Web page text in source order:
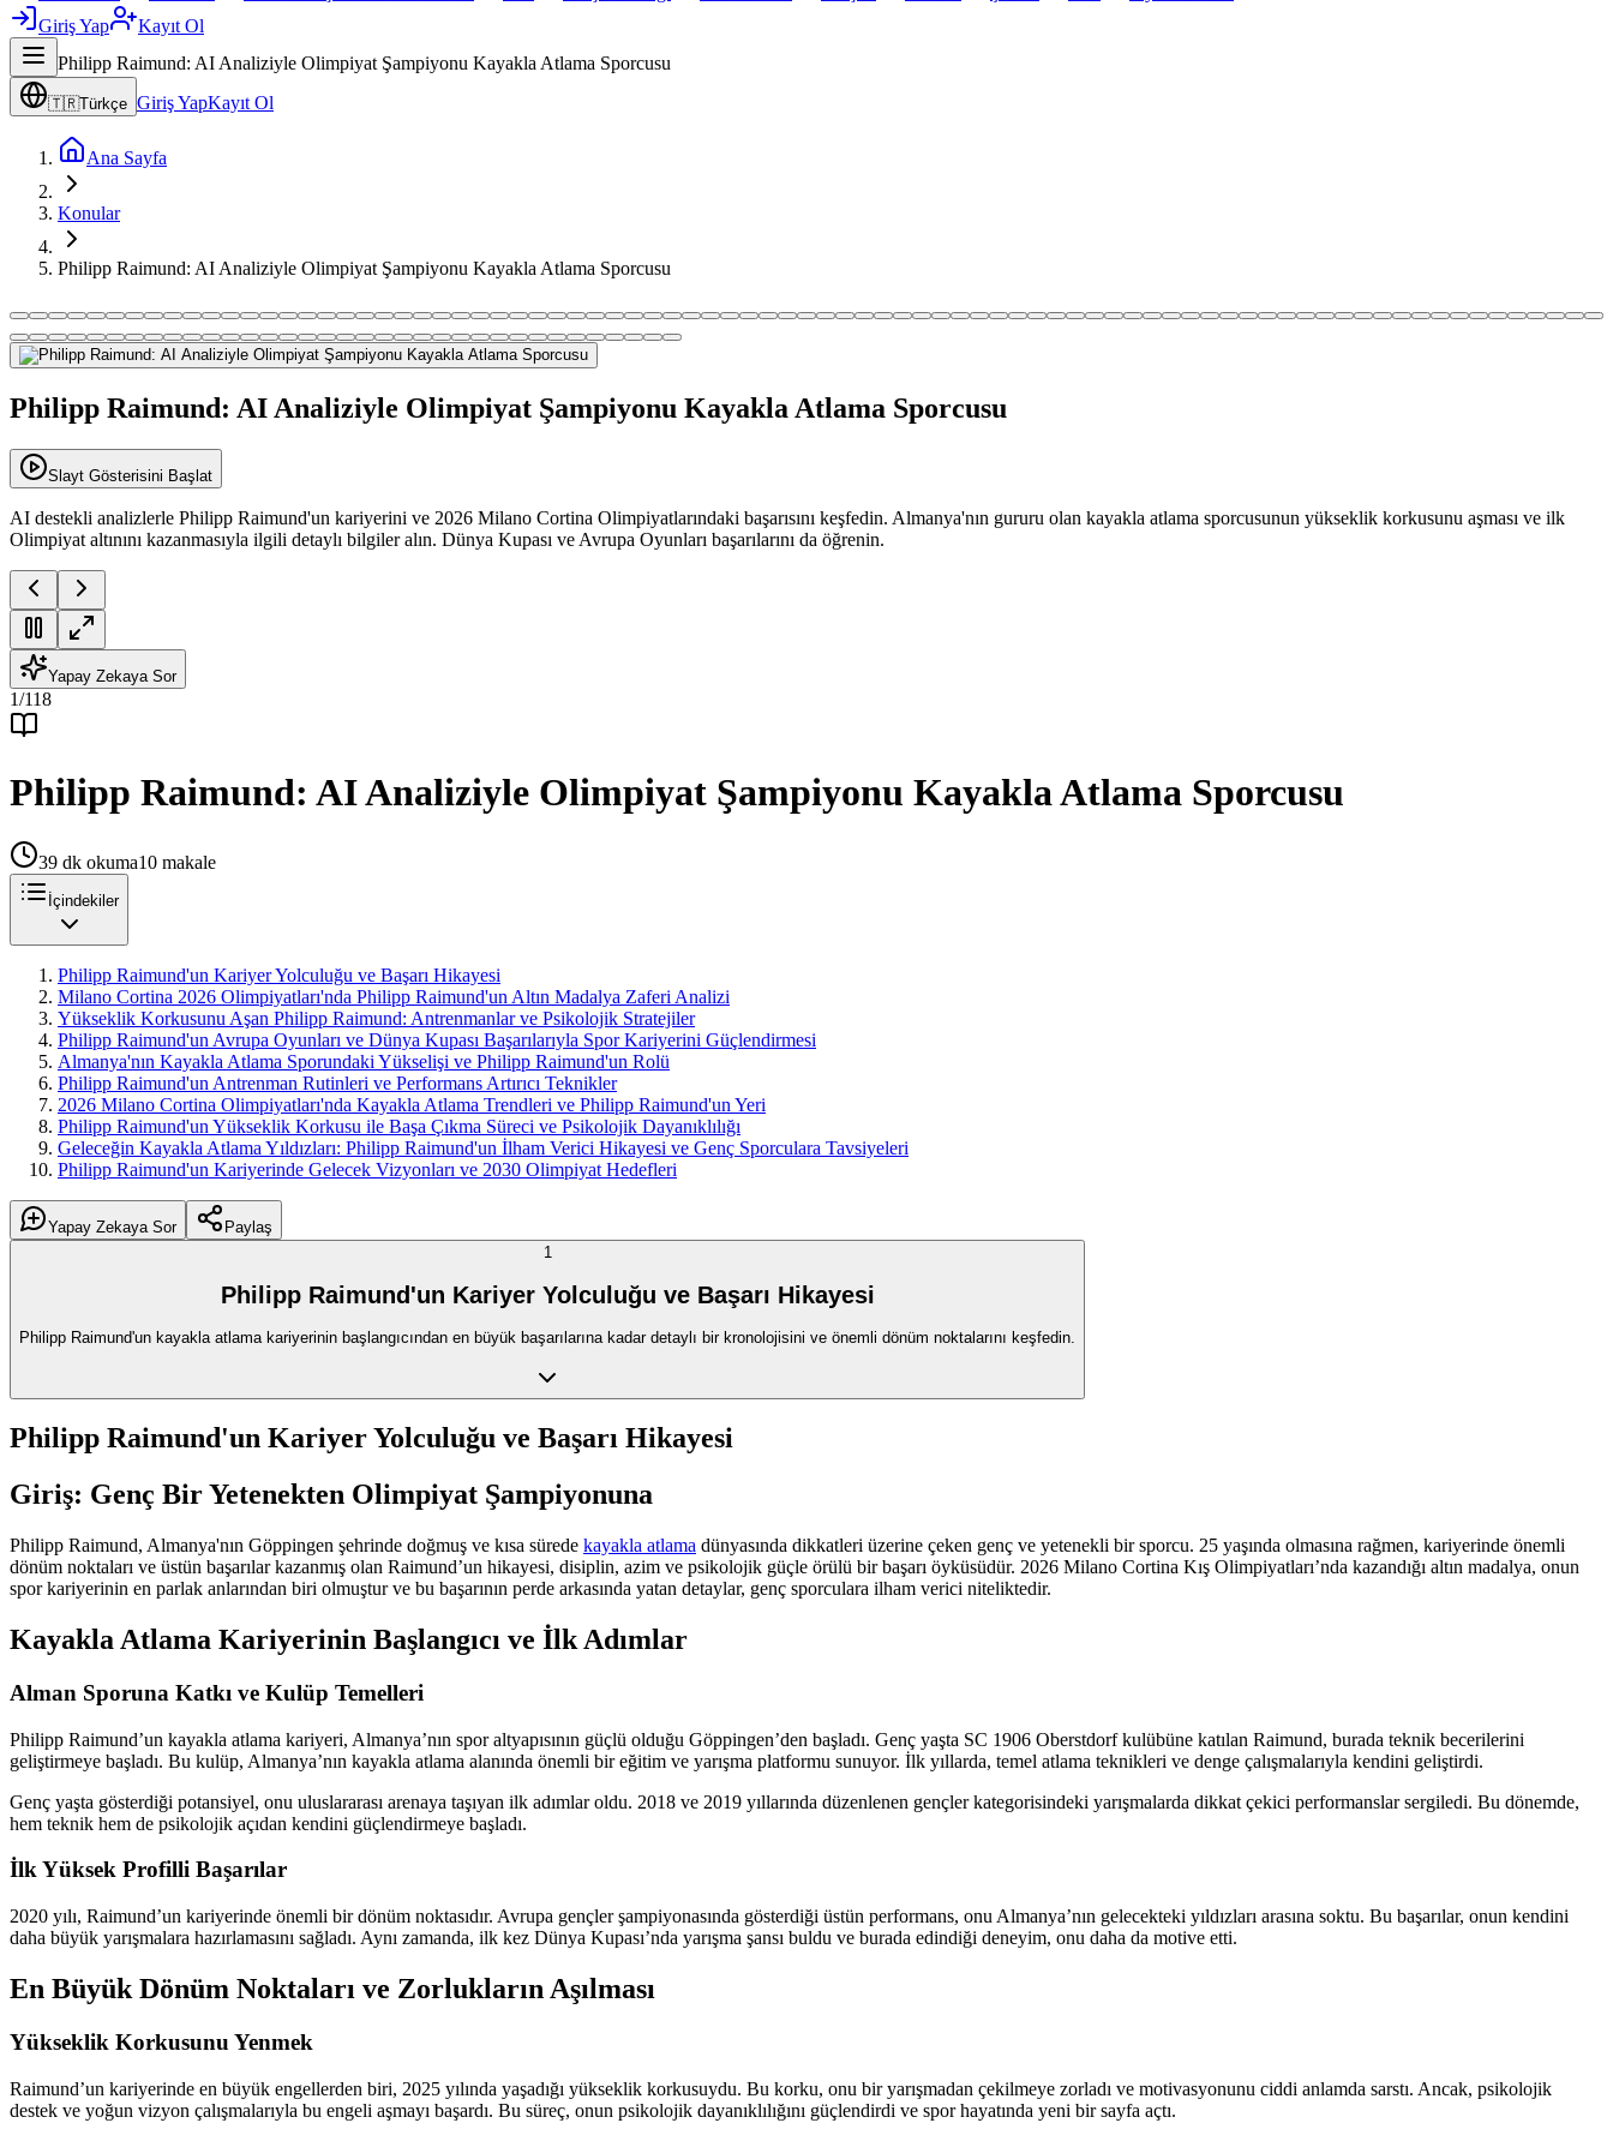
Giriş Yap
Kayıt Ol
Philipp Raimund: AI Analiziyle Olimpiyat Şampiyonu Kayakla Atlama Sporcusu
🇹🇷Türkçe Giriş YapKayıt Ol
Ana Sayfa
Konular
Philipp Raimund: AI Analiziyle Olimpiyat Şampiyonu Kayakla Atlama Sporcusu
Philipp Raimund: AI Analiziyle Olimpiyat Şampiyonu Kayakla Atlama Sporcusu
Slayt Gösterisini Başlat
AI destekli analizlerle Philipp Raimund'un kariyerini ve 2026 Milano Cortina Olimpiyatlarındaki başarısını keşfedin. Almanya'nın gururu olan kayakla atlama sporcusunun yükseklik korkusunu aşması ve ilk
Olimpiyat altınını kazanmasıyla ilgili detaylı bilgiler alın. Dünya Kupası ve Avrupa Oyunları başarılarını da öğrenin.
Yapay Zekaya Sor
1/118
Philipp Raimund: AI Analiziyle Olimpiyat Şampiyonu Kayakla Atlama Sporcusu
39 dk okuma10 makale
İçindekiler
Philipp Raimund'un Kariyer Yolculuğu ve Başarı Hikayesi
Milano Cortina 2026 Olimpiyatları'nda Philipp Raimund'un Altın Madalya Zaferi Analizi
Yükseklik Korkusunu Aşan Philipp Raimund: Antrenmanlar ve Psikolojik Stratejiler
Philipp Raimund'un Avrupa Oyunları ve Dünya Kupası Başarılarıyla Spor Kariyerini Güçlendirmesi
Almanya'nın Kayakla Atlama Sporundaki Yükselişi ve Philipp Raimund'un Rolü
Philipp Raimund'un Antrenman Rutinleri ve Performans Artırıcı Teknikler
2026 Milano Cortina Olimpiyatları'nda Kayakla Atlama Trendleri ve Philipp Raimund'un Yeri
Philipp Raimund'un Yükseklik Korkusu ile Başa Çıkma Süreci ve Psikolojik Dayanıklılığı
Geleceğin Kayakla Atlama Yıldızları: Philipp Raimund'un İlham Verici Hikayesi ve Genç Sporculara Tavsiyeleri
Philipp Raimund'un Kariyerinde Gelecek Vizyonları ve 2030 Olimpiyat Hedefleri
Yapay Zekaya Sor
Paylaş
1
Philipp Raimund'un Kariyer Yolculuğu ve Başarı Hikayesi
Philipp Raimund'un kayakla atlama kariyerinin başlangıcından en büyük başarılarına kadar detaylı bir kronolojisini ve önemli dönüm noktalarını keşfedin.
Philipp Raimund'un Kariyer Yolculuğu ve Başarı Hikayesi
Giriş: Genç Bir Yetenekten Olimpiyat Şampiyonuna
Philipp Raimund, Almanya'nın Göppingen şehrinde doğmuş ve kısa sürede kayakla atlama dünyasında dikkatleri üzerine çeken genç ve yetenekli bir sporcu. 25 yaşında olmasına rağmen, kariyerinde önemli
dönüm noktaları ve üstün başarılar kazanmış olan Raimund’un hikayesi, disiplin, azim ve psikolojik güçle örülü bir başarı öyküsüdür. 2026 Milano Cortina Kış Olimpiyatları’nda kazandığı altın madalya, onun
spor kariyerinin en parlak anlarından biri olmuştur ve bu başarının perde arkasında yatan detaylar, genç sporculara ilham verici niteliktedir.
Kayakla Atlama Kariyerinin Başlangıcı ve İlk Adımlar
Alman Sporuna Katkı ve Kulüp Temelleri
Philipp Raimund’un kayakla atlama kariyeri, Almanya’nın spor altyapısının güçlü olduğu Göppingen’den başladı. Genç yaşta SC 1906 Oberstdorf kulübüne katılan Raimund, burada teknik becerilerini
geliştirmeye başladı. Bu kulüp, Almanya’nın kayakla atlama alanında önemli bir eğitim ve yarışma platformu sunuyor. İlk yıllarda, temel atlama teknikleri ve denge çalışmalarıyla kendini geliştirdi.
Genç yaşta gösterdiği potansiyel, onu uluslararası arenaya taşıyan ilk adımlar oldu. 2018 ve 2019 yıllarında düzenlenen gençler kategorisindeki yarışmalarda dikkat çekici performanslar sergiledi. Bu dönemde,
hem teknik hem de psikolojik açıdan kendini güçlendirmeye başladı.
İlk Yüksek Profilli Başarılar
2020 yılı, Raimund’un kariyerinde önemli bir dönüm noktasıdır. Avrupa gençler şampiyonasında gösterdiği üstün performans, onu Almanya’nın gelecekteki yıldızları arasına soktu. Bu başarılar, onun kendini
daha büyük yarışmalara hazırlamasını sağladı. Aynı zamanda, ilk kez Dünya Kupası’nda yarışma şansı buldu ve burada edindiği deneyim, onu daha da motive etti.
En Büyük Dönüm Noktaları ve Zorlukların Aşılması
Yükseklik Korkusunu Yenmek
Raimund’un kariyerinde en büyük engellerden biri, 2025 yılında yaşadığı yükseklik korkusuydu. Bu korku, onu bir yarışmadan çekilmeye zorladı ve motivasyonunu ciddi anlamda sarstı. Ancak, psikolojik
destek ve yoğun vizyon çalışmalarıyla bu engeli aşmayı başardı. Bu süreç, onun psikolojik dayanıklılığını güçlendirdi ve spor hayatında yeni bir sayfa açtı.